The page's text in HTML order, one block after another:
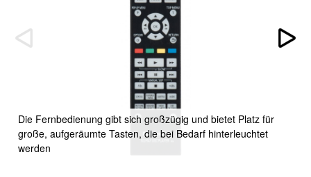
Die Fernbedienung gibt sich großzügig und bietet Platz für
große, aufgeräumte Tasten, die bei Bedarf hinterleuchtet
werden